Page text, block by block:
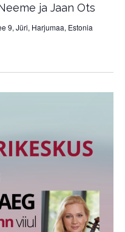
ja Jaan Ots
9, Jüri, Harjumaa, Estonia